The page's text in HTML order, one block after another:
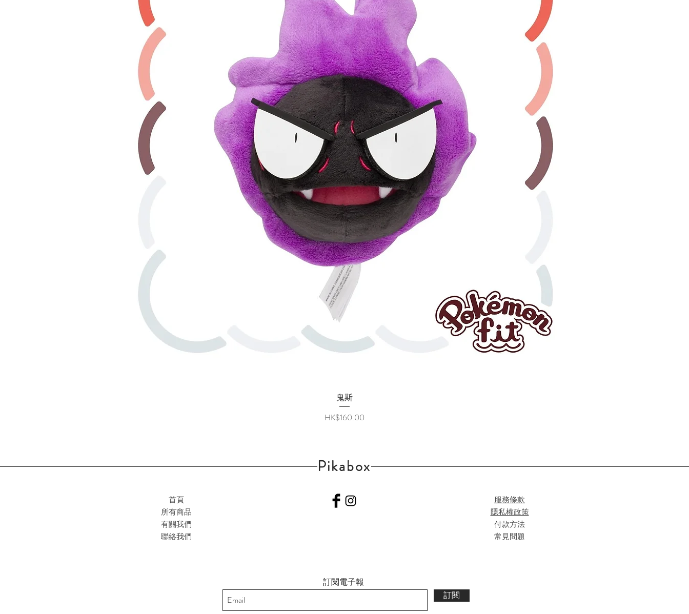
快速瀏覽
鬼斯
價格
HK$160.00
Pikabox
首頁
所有商品
有關我們
聯絡我們
服務條款
隱私權政策
付款方法
常見問題
訂閱電子報
訂閱